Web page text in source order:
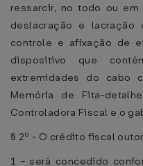
ressarcir, no todo ou
deslacração e lacração
controle e afixação de
dispositivo que
extremidades do cabo
Memória de Fita-
Controladora Fiscal e o
§ 2º - O crédito fiscal
1 - será concedido